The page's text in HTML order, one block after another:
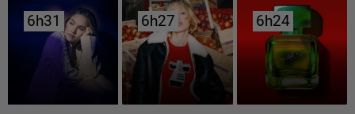
6h31
6h31 6h27
6h27 6h24
6h24